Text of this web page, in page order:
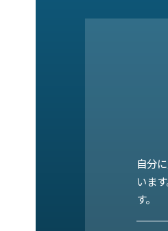
姿勢
な動
う、